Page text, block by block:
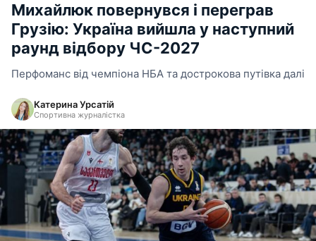
Михайлюк повернувся і переграв
Грузію: Україна вийшла у наступний
раунд відбору ЧС-2027
Перфоманс від чемпіона НБА та дострокова путівка далі
Катерина Урсатій
Спортивна журналістка